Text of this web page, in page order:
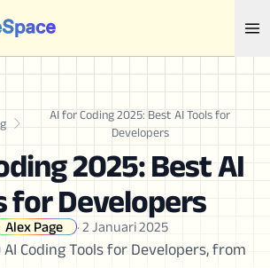
AI for Coding 2025: Best AI Tools for
Developers
2025: Best AI
for Developers
Alex Page · 2 Januari 2025
AI Coding Tools for Developers, from